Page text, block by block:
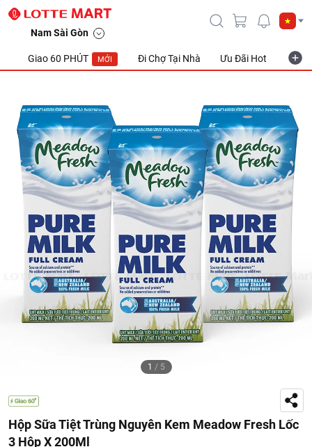
Nam Sài Gòn
Giao 60 PHÚT MỚI Đi Chợ Tại Nhà Ưu Đãi Hot
1 / 5
Hộp Sữa Tiệt Trùng Nguyên Kem Meadow Fresh Lốc
3 Hộp X 200Ml